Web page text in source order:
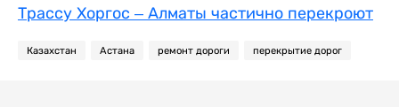
Трассу Хоргос – Алматы частично перекроют
Казахстан Астана ремонт дороги перекрытие дорог